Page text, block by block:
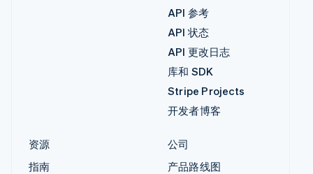
API 参考
API 状态
API 更改日志
库和 SDK
Stripe Projects
开发者博客
资源
指南
公司
产品路线图